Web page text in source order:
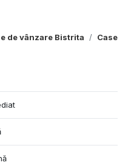
de vânzare Bistrita Case
33 , Bistrita sau telefonic